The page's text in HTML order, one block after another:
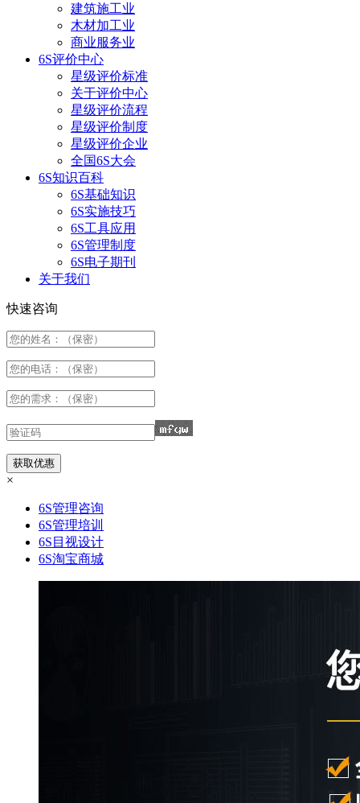
建筑施工业
木材加工业
商业服务业
6S评价中心
星级评价标准
关于评价中心
星级评价流程
星级评价制度
星级评价企业
全国6S大会
6S知识百科
6S基础知识
6S实施技巧
6S工具应用
6S管理制度
6S电子期刊
关于我们
快速咨询
×
6S管理咨询
6S管理培训
6S目视设计
6S淘宝商城